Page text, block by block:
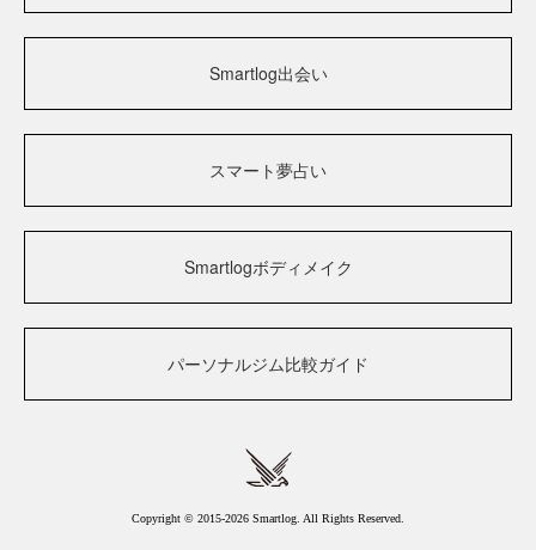
Smartlog出会い
スマート夢占い
Smartlogボディメイク
パーソナルジム比較ガイド
Copyright © 2015-2026 Smartlog. All Rights Reserved.